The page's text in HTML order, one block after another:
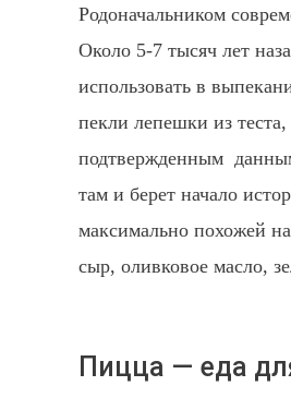
Родоначальником
Около 5-7 тысяч лет
использовать в
пекли лепешки из
подтвержденным
там и берет начало
максимально похожей
сыр, оливковое масло,
Пицца — еда